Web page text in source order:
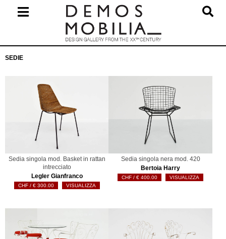
primario
SEDIE
Sedia singola mod. Basket in rattan
intrecciato
Legler Gianfranco
€300.00 VISUALIZZA
Sedia singola nera mod. 420
Bertoia Harry
€ 400.00 VISUALIZZA